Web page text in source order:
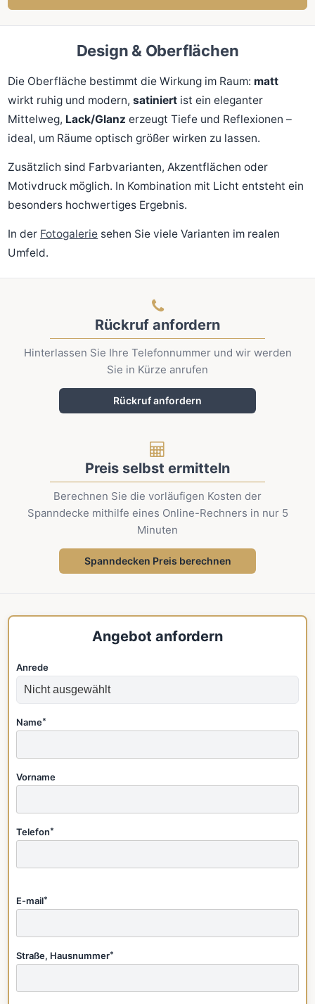
Design & Oberflächen
Die Oberfläche bestimmt die Wirkung im Raum: matt
wirkt ruhig und modern,satiniert ist ein eleganter
Mittelweg, Lack/Glanz erzeugt Tiefe und Reflexionen –
ideal, um Räume optisch größer wirken zu lassen.
Zusätzlich sind Farbvarianten, Akzentflächen oder
Motivdruck möglich. In Kombination mit Licht entsteht ein
besonders hochwertiges Ergebnis.
In der Fotogalerie sehen Sie viele Varianten im realen
Umfeld.
Rückruf anfordern
Hinterlassen Sie Ihre Telefonnummer und wir werden
Sie in Kürze anrufen
Rückruf anfordern
Preis selbst ermitteln
Berechnen Sie die vorläufigen Kosten der
Spanndecke mithilfe eines Online-Rechners in nur 5
Minuten
Spanndecken Preis berechnen
Angebot anfordern
Anrede
Name*
Vorname
Telefon*
E-mail*
Straße, Hausnummer*